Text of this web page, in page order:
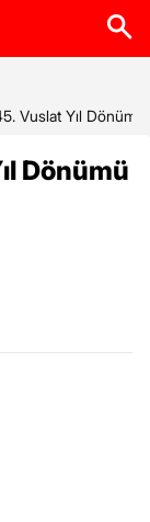
Vuslat Yıl Dönümü
Dönümü